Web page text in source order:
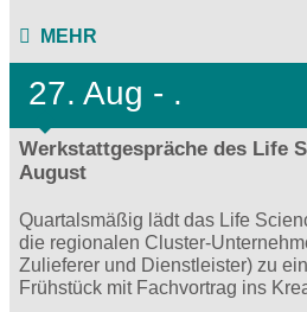
MEHR
27. Aug - .
Werkstattgespräche des Life
August
Quartalsmäßig lädt das Life
die regionalen Cluster-
Zulieferer und Dienstleister) zu
Frühstück mit Fachvortrag ins